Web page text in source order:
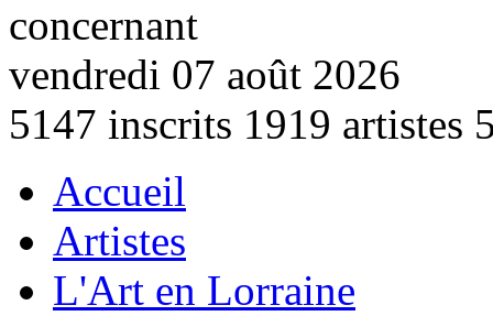
concernant
vendredi 07 août 2026
5147 inscrits 1919 artistes
Menu principal
Accueil
Artistes
L'Art en Lorraine